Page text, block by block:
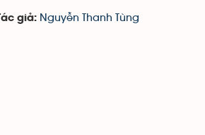
Tác giả: Nguyễn Thanh Tùng